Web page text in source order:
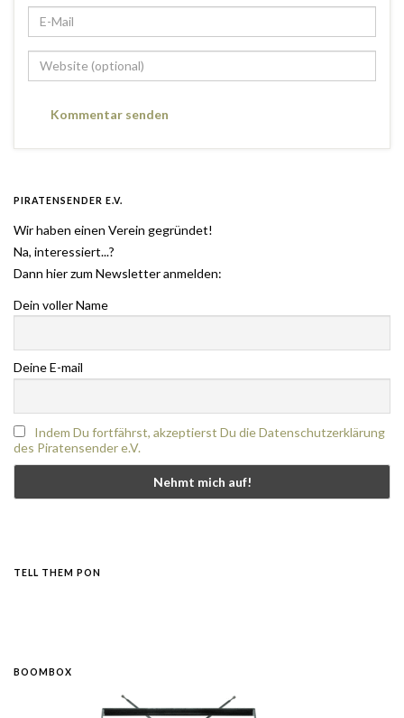
PIRATENSENDER E.V.
Wir haben einen Verein gegründet!
Na, interessiert...?
Dann hier zum Newsletter anmelden:
Dein voller Name
Deine E-mail
Indem Du fortfährst, akzeptierst Du die Datenschutzerklärung
des Piratensender e.V.
TELL THEM PON
BOOMBOX